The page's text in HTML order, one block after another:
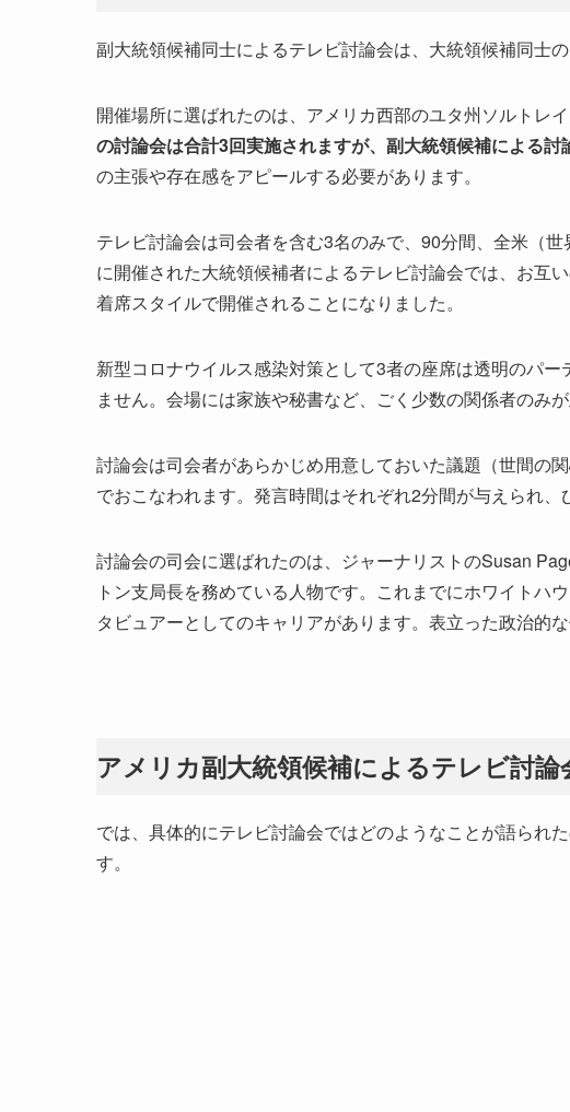
副大統領候補同士によるテレビ討論会は、大統領候補同士
開催場所に選ばれたのは、アメリカ西部のユタ州ソルトレ
の討論会は合計3回実施されますが、副大統領候補による討
の主張や存在感をアピールする必要があります。
テレビ討論会は司会者を含む3名のみで、90分間、全米（
に開催された大統領候補者によるテレビ討論会では、お互
着席スタイルで開催されることになりました。
新型コロナウイルス感染対策として3者の座席は透明のパ
ません。会場には家族や秘書など、ごく少数の関係者のみ
討論会は司会者があらかじめ用意しておいた議題（世間の
でおこなわれます。発言時間はそれぞれ2分間が与えられ、
討論会の司会に選ばれたのは、ジャーナリストのSusan
トン支局長を務めている人物です。これまでにホワイトハ
タビュアーとしてのキャリアがあります。表立った政治的
アメリカ副大統領候補によるテレビ討論
では、具体的にテレビ討論会ではどのようなことが語られ
す。